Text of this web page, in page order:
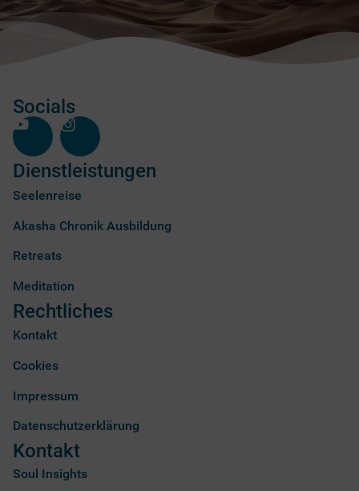
Socials
Dienstleistungen
Seelenreise
Akasha Chronik Ausbildung
Retreats
Meditation
Rechtliches
Kontakt
Cookies
Impressum
Datenschutzerklärung
Kontakt
Soul Insights